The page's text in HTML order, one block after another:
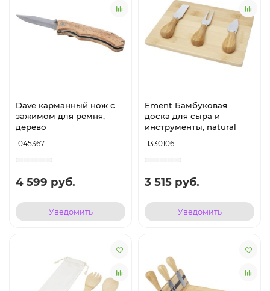
Dave карманный нож с
зажимом для ремня,
дерево
10453671
4 599 руб.
Уведомить
Ement Бамбуковая
доска для сыра и
инструменты, natural
11330106
3 515 руб.
Уведомить